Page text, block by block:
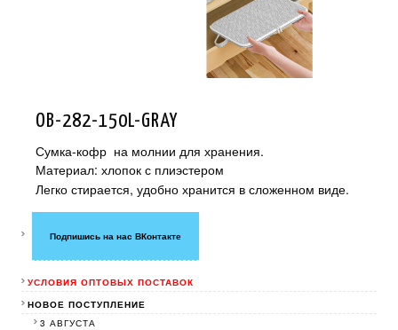
OB-282-150L-GRAY
Сумка-кофр на молнии для хранения.
Материал: хлопок с плиэстером
Легко стирается, удобно хранится в сложенном виде.
Подпишись на нас ВКонтакте
УСЛОВИЯ ОПТОВЫХ ПОСТАВОК
НОВОЕ ПОСТУПЛЕНИЕ
3 АВГУСТА